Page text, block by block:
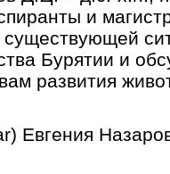
и
существующей
Бурятии и
развития
Евгения